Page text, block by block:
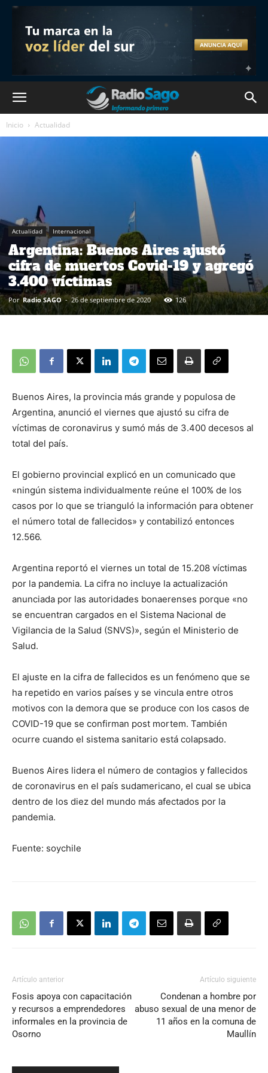
Inicio Actualidad
Actualidad Internacional
Argentina: Buenos Aires ajustó
cifra de muertos Covid-19 y agregó
3.400 víctimas
Por Radio SAGO - 26 de septiembre de 2020 126
Buenos Aires, la provincia más grande y populosa de
Argentina, anunció el viernes que ajustó su cifra de
víctimas de coronavirus y sumó más de 3.400 decesos al
total del país.
El gobierno provincial explicó en un comunicado que
«ningún sistema individualmente reúne el 100% de los
casos por lo que se trianguló la información para obtener
el número total de fallecidos» y contabilizó entonces
12.566.
Argentina reportó el viernes un total de 15.208 víctimas
por la pandemia. La cifra no incluye la actualización
anunciada por las autoridades bonaerenses porque «no
se encuentran cargados en el Sistema Nacional de
Vigilancia de la Salud (SNVS)», según el Ministerio de
Salud.
El ajuste en la cifra de fallecidos es un fenómeno que se
ha repetido en varios países y se vincula entre otros
motivos con la demora que se produce con los casos de
COVID-19 que se confirman post mortem. También
ocurre cuando el sistema sanitario está colapsado.
Buenos Aires lidera el número de contagios y fallecidos
de coronavirus en el país sudamericano, el cual se ubica
dentro de los diez del mundo más afectados por la
pandemia.
Fuente: soychile
Artículo anterior
Fosis apoya con capacitación
y recursos a emprendedores
informales en la provincia de
Osorno
Artículo siguiente
Condenan a hombre por
abuso sexual de una menor de
11 años en la comuna de
Maullín